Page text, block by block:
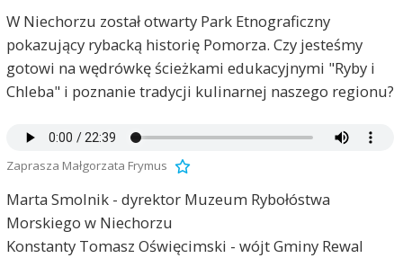
W Niechorzu został otwarty Park Etnograficzny
pokazujący rybacką historię Pomorza. Czy jesteśmy
gotowi na wędrówkę ścieżkami edukacyjnymi "Ryby i
Chleba" i poznanie tradycji kulinarnej naszego regionu?
Zaprasza Małgorzata Frymus
Marta Smolnik - dyrektor Muzeum Rybołóstwa
Morskiego w Niechorzu
Konstanty Tomasz Oświęcimski - wójt Gminy Rewal